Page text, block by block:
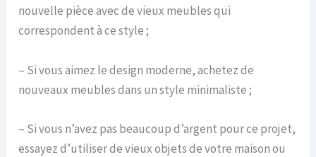
nouvelle pièce avec de vieux meubles qui
correspondent à ce style ;
– Si vous aimez le design moderne, achetez de
nouveaux meubles dans un style minimaliste ;
– Si vous n’avez pas beaucoup d’argent pour ce projet,
essayez d’utiliser de vieux objets de votre maison ou